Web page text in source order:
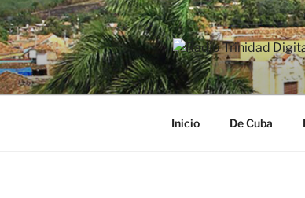
Saltar
al
contenido
RADIO
Desde la Ciudad
Inicio De Cuba